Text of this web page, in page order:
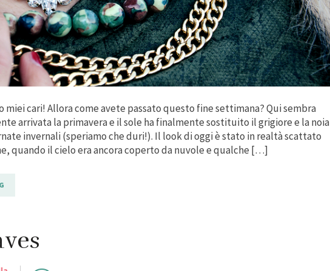
miei cari! Allora come avete passato questo fine settimana? Qui sembra
arrivata la primavera e il sole ha finalmente sostituito il grigiore e la noia
invernali (speriamo che duri!). Il look di oggi è stato in realtà scattato
quando il cielo era ancora coperto da nuvole e qualche […]